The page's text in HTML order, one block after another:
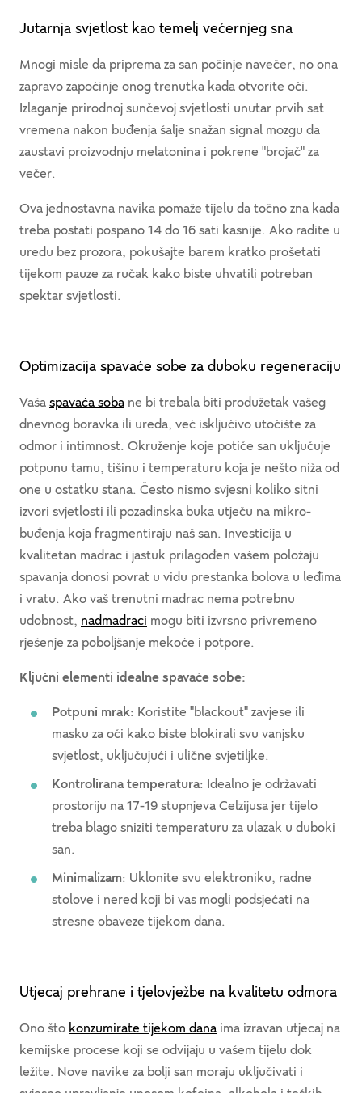
Jutarnja svjetlost kao temelj večernjeg sna
Mnogi misle da priprema za san počinje navečer, no ona
zapravo započinje onog trenutka kada otvorite oči.
Izlaganje prirodnoj sunčevoj svjetlosti unutar prvih sat
vremena nakon buđenja šalje snažan signal mozgu da
zaustavi proizvodnju melatonina i pokrene "brojač" za
večer.
Ova jednostavna navika pomaže tijelu da točno zna kada
treba postati pospano 14 do 16 sati kasnije. Ako radite u
uredu bez prozora, pokušajte barem kratko prošetati
tijekom pauze za ručak kako biste uhvatili potreban
spektar svjetlosti.
Optimizacija spavaće sobe za duboku regeneraciju
Vaša spavaća soba ne bi trebala biti produžetak vašeg
dnevnog boravka ili ureda, već isključivo utočište za
odmor i intimnost. Okruženje koje potiče san uključuje
potpunu tamu, tišinu i temperaturu koja je nešto niža od
one u ostatku stana. Često nismo svjesni koliko sitni
izvori svjetlosti ili pozadinska buka utječu na mikro-
buđenja koja fragmentiraju naš san. Investicija u
kvalitetan madrac i jastuk prilagođen vašem položaju
spavanja donosi povrat u vidu prestanka bolova u leđima
i vratu. Ako vaš trenutni madrac nema potrebnu
udobnost, nadmadraci mogu biti izvrsno privremeno
rješenje za poboljšanje mekoće i potpore.
Ključni elementi idealne spavaće sobe:
Potpuni mrak: Koristite "blackout" zavjese ili
masku za oči kako biste blokirali svu vanjsku
svjetlost, uključujući i ulične svjetiljke.
Kontrolirana temperatura: Idealno je održavati
prostoriju na 17-19 stupnjeva Celzijusa jer tijelo
treba blago sniziti temperaturu za ulazak u duboki
san.
Minimalizam: Uklonite svu elektroniku, radne
stolove i nered koji bi vas mogli podsjećati na
stresne obaveze tijekom dana.
Utjecaj prehrane i tjelovježbe na kvalitetu odmora
Ono što konzumirate tijekom dana ima izravan utjecaj na
kemijske procese koji se odvijaju u vašem tijelu dok
ležite. Nove navike za bolji san moraju uključivati i